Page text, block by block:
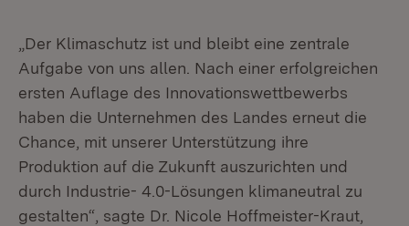
„Der Klimaschutz ist und bleibt eine zentrale
Aufgabe von uns allen. Nach einer erfolgreichen
ersten Auflage des Innovationswettbewerbs
haben die Unternehmen des Landes erneut die
Chance, mit unserer Unterstützung ihre
Produktion auf die Zukunft auszurichten und
durch Industrie- 4.0-Lösungen klimaneutral zu
gestalten“, sagte Dr. Nicole Hoffmeister-Kraut,